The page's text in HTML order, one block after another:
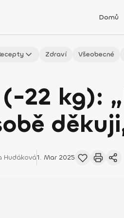
Domů
Zdraví Všeobecné
22 kg):
Hudáková1. Mar 2025